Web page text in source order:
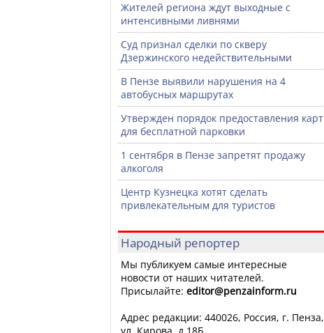
Жителей региона ждут выходные с
интенсивными ливнями
Суд признал сделки по скверу
Дзержинского недействительными
В Пензе выявили нарушения на 4
автобусных маршрутах
Утвержден порядок предоставления карт
для бесплатной парковки
1 сентября в Пензе запретят продажу
алкоголя
Центр Кузнецка хотят сделать
привлекательным для туристов
Народный репортер
Мы публикуем самые интересные
новости от наших читателей.
Присылайте: editor@penzainform.ru
Адрес редакции: 440026, Россия, г. Пенза,